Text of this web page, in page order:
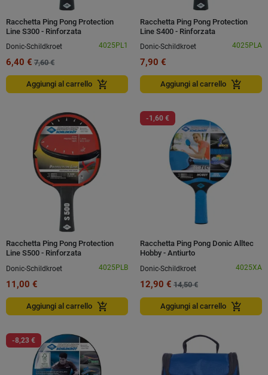
Racchetta Ping Pong Protection
Line S300 - Rinforzata
Donic-Schildkroet
4025PL1
6,40 € 7,60 €
Aggiungi al carrello add_shopping_cart
Racchetta Ping Pong Protection
Line S400 - Rinforzata
Donic-Schildkroet
4025PLA
7,90 €
Aggiungi al carrello add_shopping_cart
Racchetta Ping Pong Protection
Line S500 - Rinforzata
Donic-Schildkroet
4025PLB
11,00 €
Aggiungi al carrello add_shopping_cart
-1,60 €
Racchetta Ping Pong Donic Alltec
Hobby - Antiurto
Donic-Schildkroet
4025XA
12,90 € 14,50 €
Aggiungi al carrello add_shopping_cart
-8,23 €